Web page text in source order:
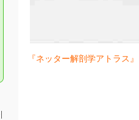
『ネッター解剖学アトラス』